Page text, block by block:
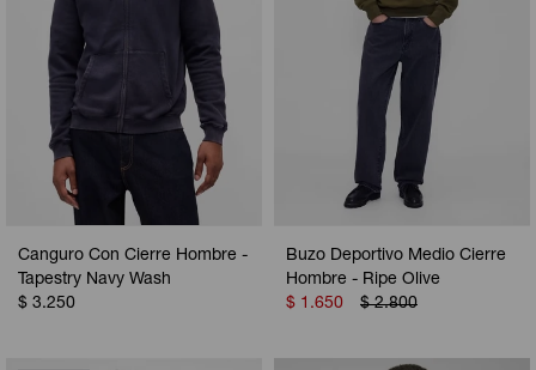
Canguro Con Cierre Hombre -
Tapestry Navy Wash
$ 3.250
Buzo Deportivo Medio Cierre
Hombre - Ripe Olive
$ 1.650 $ 2.800